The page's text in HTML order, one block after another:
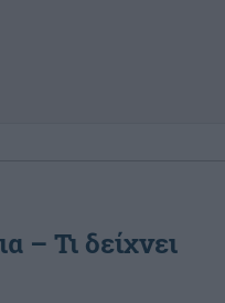
– Τι δείχνει